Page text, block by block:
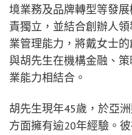
境業務及品牌轉型等發
責獨立，並結合創辦人
業管理能力，將戴女士
與胡先生在機構金融、
業能力相結合。
胡先生現年45歲，於亞
方面擁有逾20年經驗。